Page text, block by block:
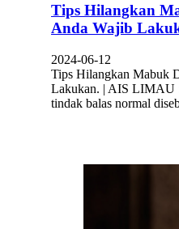
Tips Hilangkan
Anda Wajib
2024-06-12
Tips Hilangkan Mabuk
Lakukan. | AIS LIMAU
tindak balas normal